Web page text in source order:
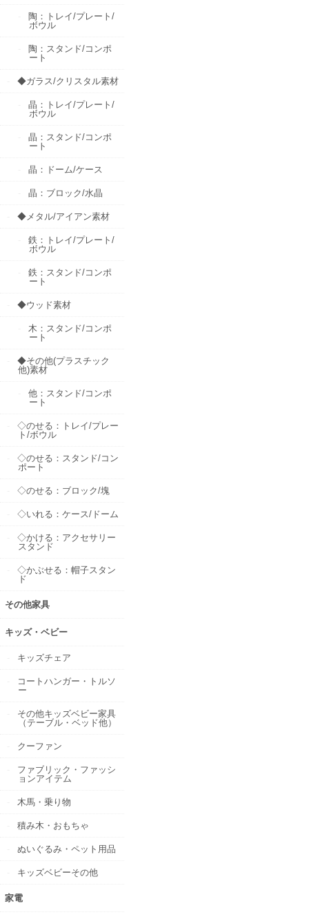
陶：トレイ/プレート/
ボウル
陶：スタンド/コンポ
ート
◆ガラス/クリスタル素材
晶：トレイ/プレート/
ボウル
晶：スタンド/コンポ
ート
晶：ドーム/ケース
晶：ブロック/水晶
◆メタル/アイアン素材
鉄：トレイ/プレート/
ボウル
鉄：スタンド/コンポ
ート
◆ウッド素材
木：スタンド/コンポ
ート
◆その他(プラスチック
他)素材
他：スタンド/コンポ
ート
◇のせる：トレイ/プレー
ト/ボウル
◇のせる：スタンド/コン
ポート
◇のせる：ブロック/塊
◇いれる：ケース/ドーム
◇かける：アクセサリー
スタンド
◇かぶせる：帽子スタン
ド
その他家具
キッズ・ベビー
キッズチェア
コートハンガー・トルソ
ー
その他キッズベビー家具
（テーブル・ベッド他）
クーファン
ファブリック・ファッシ
ョンアイテム
木馬・乗り物
積み木・おもちゃ
ぬいぐるみ・ペット用品
キッズベビーその他
家電